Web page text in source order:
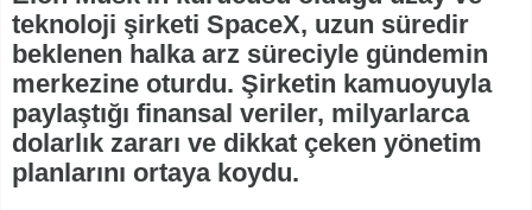
teknoloji şirketi SpaceX, uzun süredir
beklenen halka arz süreciyle gündemin
merkezine oturdu. Şirketin kamuoyuyla
paylaştığı finansal veriler, milyarlarca
dolarlık zararı ve dikkat çeken yönetim
planlarını ortaya koydu.